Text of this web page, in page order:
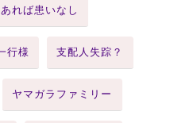
れば患いなし
行様 支配人失踪？
ヤマガラファミリー